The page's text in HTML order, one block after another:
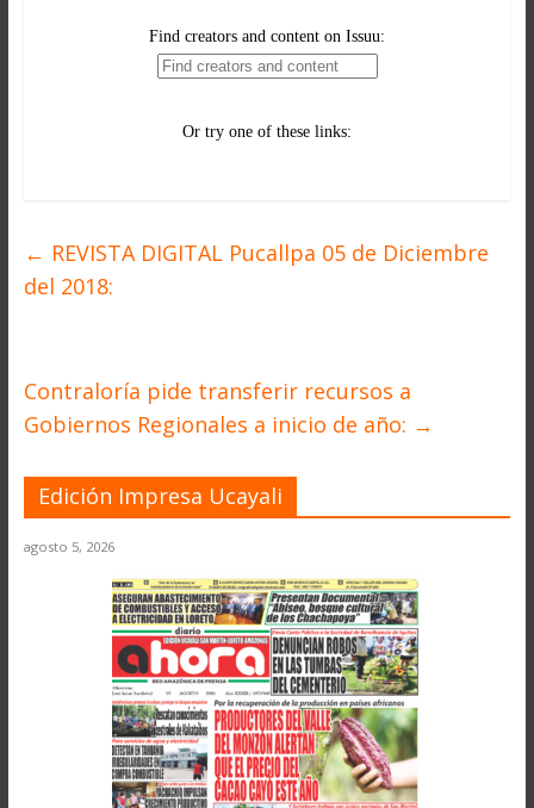
← REVISTA DIGITAL Pucallpa 05 de Diciembre
del 2018:
Contraloría pide transferir recursos a
Gobiernos Regionales a inicio de año: →
Edición Impresa Ucayali
agosto 5, 2026